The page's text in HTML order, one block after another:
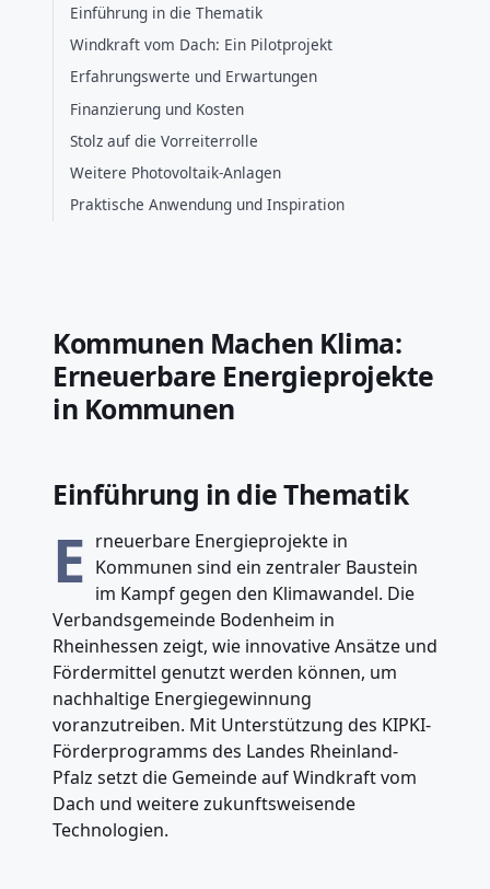
Einführung in die Thematik
Windkraft vom Dach: Ein Pilotprojekt
Erfahrungswerte und Erwartungen
Finanzierung und Kosten
Stolz auf die Vorreiterrolle
Weitere Photovoltaik-Anlagen
Praktische Anwendung und Inspiration
Kommunen Machen Klima:
Erneuerbare Energieprojekte
in Kommunen
Einführung in die Thematik
E rneuerbare Energieprojekte in
Kommunen sind ein zentraler Baustein
im Kampf gegen den Klimawandel. Die
Verbandsgemeinde Bodenheim in
Rheinhessen zeigt, wie innovative Ansätze und
Fördermittel genutzt werden können, um
nachhaltige Energiegewinnung
voranzutreiben. Mit Unterstützung des KIPKI-
Förderprogramms des Landes Rheinland-
Pfalz setzt die Gemeinde auf Windkraft vom
Dach und weitere zukunftsweisende
Technologien.